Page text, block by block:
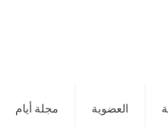
العضوية مجلة أيام